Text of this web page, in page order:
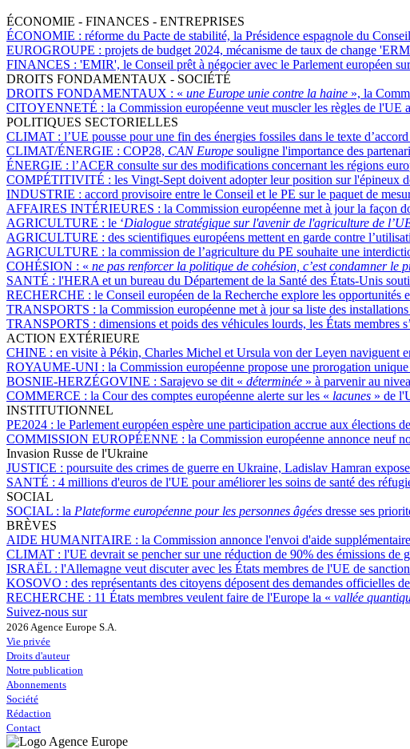
ÉCONOMIE - FINANCES - ENTREPRISES
ÉCONOMIE : réforme du Pacte de stabilité, la Présidence espagnole du
EUROGROUPE : projets de budget 2024, mécanisme de taux de change
FINANCES : 'EMIR', le Conseil prêt à négocier avec le Parlement européen
DROITS FONDAMENTAUX - SOCIÉTÉ
DROITS FONDAMENTAUX : « une Europe unie contre la haine », la
CITOYENNETÉ : la Commission européenne veut muscler les règles de l'UE
POLITIQUES SECTORIELLES
CLIMAT : l’UE pousse pour une fin des énergies fossiles dans le texte
CLIMAT/ÉNERGIE : COP28, CAN Europe souligne l'importance des
ÉNERGIE : l’ACER consulte sur des modifications concernant les régions
COMPÉTITIVITÉ : les Vingt-Sept doivent adopter leur position sur l'épineux
INDUSTRIE : accord provisoire entre le Conseil et le PE sur le paquet de
AFFAIRES INTÉRIEURES : la Commission européenne met à jour la façon
AGRICULTURE : le ‘Dialogue stratégique sur l'avenir de l'agriculture de
AGRICULTURE : des scientifiques européens mettent en garde contre
AGRICULTURE : la commission de l’agriculture du PE souhaite une
COHÉSION : « ne pas renforcer la politique de cohésion, c’est condamner le
SANTÉ : l'HERA et un bureau du Département de la Santé des États-Unis
RECHERCHE : le Conseil européen de la Recherche explore les
TRANSPORTS : la Commission européenne met à jour sa liste des
TRANSPORTS : dimensions et poids des véhicules lourds, les États membres
ACTION EXTÉRIEURE
CHINE : en visite à Pékin, Charles Michel et Ursula von der Leyen naviguent
ROYAUME-UNI : la Commission européenne propose une prorogation
BOSNIE-HERZÉGOVINE : Sarajevo se dit « déterminée » à parvenir au
COMMERCE : la Cour des comptes européenne alerte sur les « lacunes » de
INSTITUTIONNEL
PE2024 : le Parlement européen espère une participation accrue aux élections
COMMISSION EUROPÉENNE : la Commission européenne annonce neuf
Invasion Russe de l'Ukraine
JUSTICE : poursuite des crimes de guerre en Ukraine, Ladislav Hamran
SANTÉ : 4 millions d'euros de l'UE pour améliorer les soins de santé des
SOCIAL
SOCIAL : la Plateforme européenne pour les personnes âgées dresse ses
BRÈVES
AIDE HUMANITAIRE : la Commission annonce l'envoi d'aide
CLIMAT : l'UE devrait se pencher sur une réduction de 90% des émissions de
ISRAËL : l'Allemagne veut discuter avec les États membres de l'UE de
KOSOVO : des représentants des citoyens déposent des demandes officielles
RECHERCHE : 11 États membres veulent faire de l'Europe la « vallée
Suivez-nous sur
2026 Agence Europe S.A.
Vie privée
Droits d'auteur
Notre publication
Abonnements
Société
Rédaction
Contact